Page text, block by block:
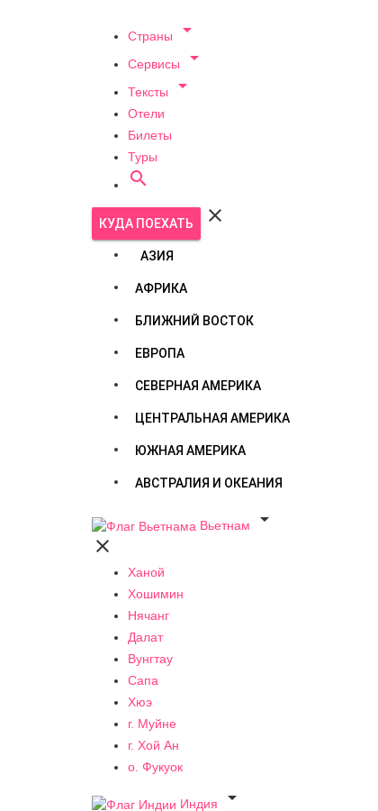
Страны 
Сервисы 
Тексты 
Отели
Билеты
Туры

КУДА ПОЕХАТЬ 
АЗИЯ
АФРИКА
БЛИЖНИЙ ВОСТОК
ЕВРОПА
СЕВЕРНАЯ АМЕРИКА
ЦЕНТРАЛЬНАЯ АМЕРИКА
ЮЖНАЯ АМЕРИКА
АВСТРАЛИЯ И ОКЕАНИЯ
Вьетнам


Ханой
Хошимин
Нячанг
Далат
Вунгтау
Сапа
Хюэ
г. Муйне
г. Хой Ан
о. Фукуок
Индия
